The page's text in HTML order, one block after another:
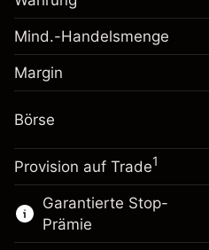
Gebühren aus
Positionswert
Positionsgröße mit
~$5,000.00
Geld aus Hebelwirkung ~
Zur Plattform
Margin. Ihre
Anpassung der
Positionsgröße mit
~$5,000.00
Geld aus Hebelwirkung ~
Mind.-Handelsmenge
Margin
Börse
Provision auf Trade1
Garantierte Stop-
Prämie